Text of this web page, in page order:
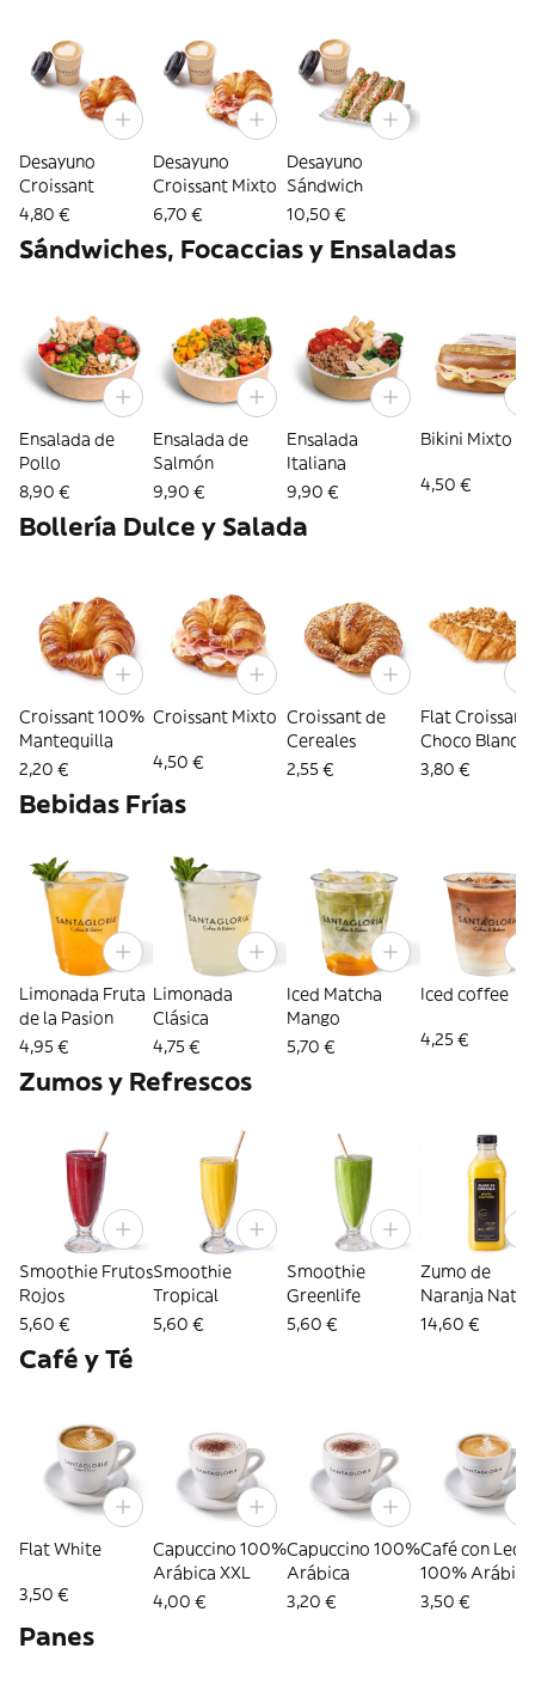
Desayuno
Croissant
4,80 €
Desayuno
Croissant Mixto
6,70 €
Desayuno
Sándwich
10,50 €
Sándwiches, Focaccias y Ensaladas
Ensalada de
Pollo
8,90 €
Ensalada de
Salmón
9,90 €
Ensalada
Italiana
9,90 €
Bikini Mixto
4,50 €
Bollería Dulce y Salada
Croissant 100%
Mantequilla
2,20 €
Croissant Mixto
4,50 €
Croissant de
Cereales
2,55 €
Flat Croissant
Choco Blanco
Lotus
3,80 €
Bebidas Frías
Limonada Fruta
de la Pasion
4,95 €
Limonada
Clásica
4,75 €
Iced Matcha
Mango
5,70 €
Iced coffee
4,25 €
Zumos y Refrescos
Smoothie Frutos
Rojos
5,60 €
Smoothie
Tropical
5,60 €
Smoothie
Greenlife
5,60 €
Zumo de
Naranja
Recién
14,60 €
Café y Té
Flat White
3,50 €
Capuccino 100%
Arábica XXL
4,00 €
Capuccino 100%
Arábica
3,20 €
Café con
100% Arábica
XXL
3,50 €
Panes